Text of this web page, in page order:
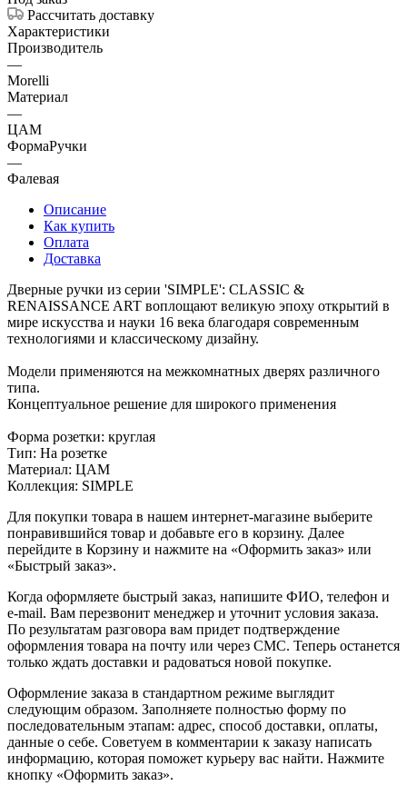
Рассчитать доставку
Характеристики
Производитель
—
Morelli
Материал
—
ЦАМ
ФормаРучки
—
Фалевая
Описание
Как купить
Оплата
Доставка
Дверные ручки из серии 'SIMPLE': CLASSIC &
RENAISSANCE ART воплощают великую эпоху открытий в
мире искусства и науки 16 века благодаря современным
технологиями и классическому дизайну.
Модели применяются на межкомнатных дверях различного
типа.
Концептуальное решение для широкого применения
Форма розетки: круглая
Тип: На розетке
Материал: ЦАМ
Коллекция: SIMPLE
Для покупки товара в нашем интернет-магазине выберите
понравившийся товар и добавьте его в корзину. Далее
перейдите в Корзину и нажмите на «Оформить заказ» или
«Быстрый заказ».
Когда оформляете быстрый заказ, напишите ФИО, телефон и
e-mail. Вам перезвонит менеджер и уточнит условия заказа.
По результатам разговора вам придет подтверждение
оформления товара на почту или через СМС. Теперь останется
только ждать доставки и радоваться новой покупке.
Оформление заказа в стандартном режиме выглядит
следующим образом. Заполняете полностью форму по
последовательным этапам: адрес, способ доставки, оплаты,
данные о себе. Советуем в комментарии к заказу написать
информацию, которая поможет курьеру вас найти. Нажмите
кнопку «Оформить заказ».